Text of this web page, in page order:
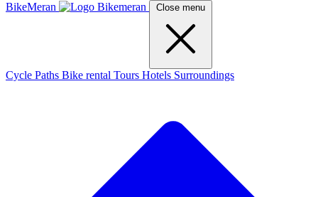
BikeMeran
Close menu
Cycle Paths Bike rental Tours Hotels Surroundings